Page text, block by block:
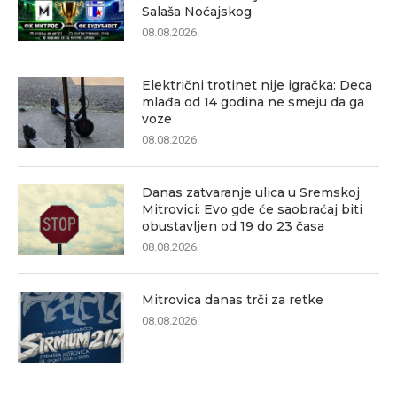
Salaša Noćajskog
08.08.2026.
Električni trotinet nije igračka: Deca
mlađa od 14 godina ne smeju da ga
voze
08.08.2026.
Danas zatvaranje ulica u Sremskoj
Mitrovici: Evo gde će saobraćaj biti
obustavljen od 19 do 23 časa
08.08.2026.
Mitrovica danas trči za retke
08.08.2026.